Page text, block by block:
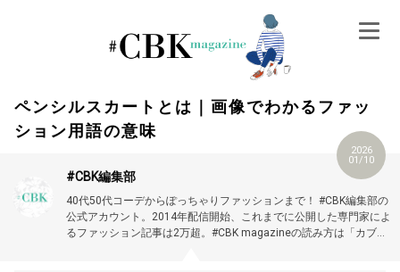
ペンシルスカートとは｜画像でわかるファッ
ション用語の意味
2026
01/10
#CBK編集部
40代50代コーデからぽっちゃりファッションまで！ #CBK編集部の
公式アカウント。2014年配信開始、これまでに公開した専門家によ
るファッション記事は2万超。#CBK magazineの読み方は「カブキ